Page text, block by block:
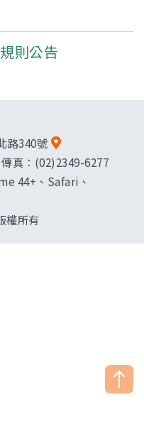
則公告
路340號
真：(02)2349-6277
44+、Safari、
權所有